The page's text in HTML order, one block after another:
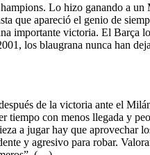
Lo hizo ganando a
que apareció el genio de
importante victoria. El Barça
los blaugrana nunca han
de la victoria ante el
tiempo con menos llegada y
a jugar hay que aprovechar
y agresivo para robar.